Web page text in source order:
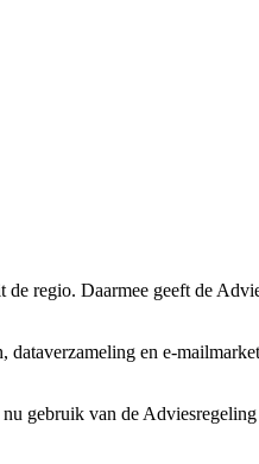
regio. Daarmee geeft de
en e-
gebruik van de